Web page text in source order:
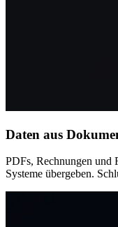
Daten aus
PDFs, Rechnungen und
Systeme übergeben.